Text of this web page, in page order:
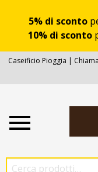
5% di sconto
10% di sconto
Caseificio Pioggia |